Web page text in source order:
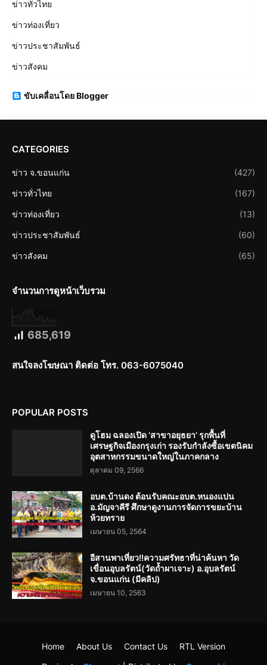
ข่าวทั่วไทย
ข่าวท่องเที่ยว
ข่าวประชาสัมพันธ์
ข่าวสังคม
ขับเคลื่อนโดย Blogger
CATEGORIES
ข่าว จ.ขอนแก่น (427)
ข่าวทั่วไทย (167)
ข่าวท่องเที่ยว (13)
ข่าวประชาสัมพันธ์ (60)
ข่าวสังคม (65)
จำนวนการดูหน้าเว็บรวม
685,619
สนใจลงโฆษณา ติดต่อ โทร. 063-6075040
POPULAR POSTS
ดูโฮม ฉลองเปิด ‘สาขาอยุธยา’ รุกพื้นที่
เศรษฐกิจเมืองกรุงเก่า รองรับกำลังซื้อเขตนิคม
อุตสาหกรรมขนาดใหญ่ในภาคกลาง
ตุลาคม 09, 2566
อบต.บ้านดง ต้อนรับคณะอบต.หนองแปน
อ.มัญจาคีรี ศึกษาดูงานการจัดการขยะบ้าน
ห้วยทราย
เมษายน 05, 2564
อีสานพาเที่ยว!!ความศรัทธาที่น่าค้นหา วัด
เขื่อนอุบลรัตน์(วัดถ้ำผาเจาะ) อ.อุบลรัตน์
จ.ขอนแก่น (มีคลิป)
เมษายน 10, 2563
Home About Us Contact Us RTL Version